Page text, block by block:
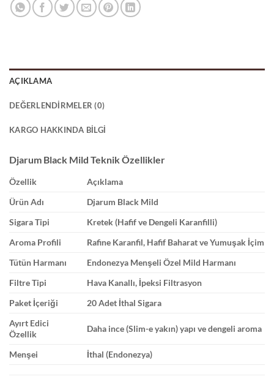
AÇIKLAMA
DEĞERLENDIRMELER (0)
KARGO HAKKINDA BILGI
Djarum Black Mild Teknik Özellikler
Özellik
Açıklama
Ürün Adı
Djarum Black Mild
Sigara Tipi
Kretek (Hafif ve Dengeli Karanfilli)
Aroma Profili
Rafine Karanfil, Hafif Baharat ve Yumuşak İçim
Tütün Harmanı
Endonezya Menşeli Özel Mild Harmanı
Filtre Tipi
Hava Kanallı, İpeksi Filtrasyon
Paket İçeriği
20 Adet İthal Sigara
Ayırt Edici
Özellik
Daha ince (Slim-e yakın) yapı ve dengeli aroma
Menşei İthal (Endonezya)